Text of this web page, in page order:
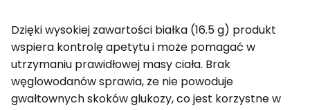
Dzięki wysokiej zawartości białka (16.5 g) produkt
wspiera kontrolę apetytu i może pomagać w
utrzymaniu prawidłowej masy ciała. Brak
węglowodanów sprawia, że nie powoduje
gwałtownych skoków glukozy, co jest korzystne w